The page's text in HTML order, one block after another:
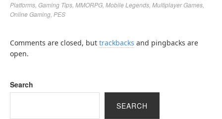
Platforms Gaming Tips MMORPG Mobile Legends Multiplayer Games
Online Gaming PES
Comments are closed, but trackbacks and pingbacks are
open.
Search
SEARCH